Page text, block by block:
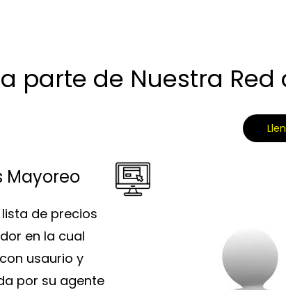
parte de Nuestra
Mayoreo
de precios
en la cual
usaurio y
por su agente